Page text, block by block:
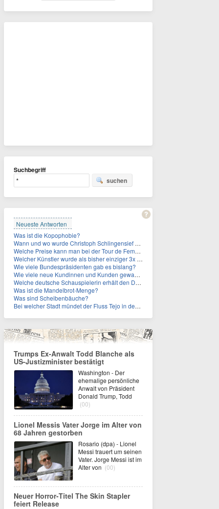
Suchbegriff
suchen
Neueste Antworten
Was ist die Kopophobie?
Wann und wo wurde Christoph Schlingensief geboren?
Welche Preise kann man bei der Tour de Femmes 2026 gewinnen?
Welcher Künstler wurde als bisher einziger 3x in die Rock and Roll Hall of Fame aufgenommen?
Wie viele Bundespräsidenten gab es bislang?
Wie viele neue Kundinnen und Kunden gewann MagentaTV allein durch die WM hinzu?
Welche deutsche Schauspielerin erhält den Deutschen Kulturpolitikpreis?
Was ist die Mandelbrot-Menge?
Was sind Scheibenbäuche?
Bei welcher Stadt mündet der Fluss Tejo in den Atlantik?
Trumps Ex-Anwalt Todd Blanche als
US-Justizminister bestätigt
Washington - Der
ehemalige persönliche
Anwalt von Präsident
Donald Trump, Todd
(00)
Lionel Messis Vater Jorge im Alter von
68 Jahren gestorben
Rosario (dpa) - Lionel
Messi trauert um seinen
Vater. Jorge Messi ist im
Alter von (00)
Neuer Horror‑Titel The Skin Stapler
feiert Release